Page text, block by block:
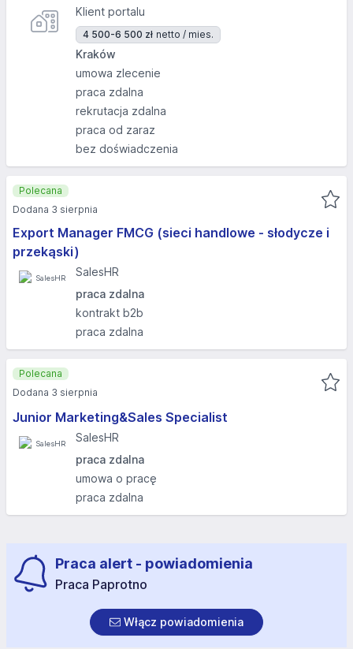
Klient portalu
4 500-6 500 zł netto / mies.
Kraków
umowa zlecenie
praca zdalna
rekrutacja zdalna
praca od zaraz
bez doświadczenia
Export Manager FMCG (sieci handlowe - słodycze i
przekąski)
SalesHR
praca zdalna
kontrakt b2b
praca zdalna
Polecana
Dodana 3 sierpnia
Junior Marketing&Sales Specialist
SalesHR
praca zdalna
umowa o pracę
praca zdalna
Polecana
Dodana 3 sierpnia
Praca alert - powiadomienia
Praca Paprotno
Włącz powiadomienia